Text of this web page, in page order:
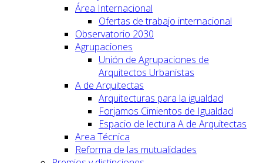
Área Internacional
Ofertas de trabajo internacional
Observatorio 2030
Agrupaciones
Unión de Agrupaciones de
Arquitectos Urbanistas
A de Arquitectas
Arquitecturas para la igualdad
Forjamos Cimientos de Igualdad
Espacio de lectura A de Arquitectas
Area Técnica
Reforma de las mutualidades